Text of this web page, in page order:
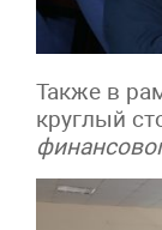
Также в
круглый